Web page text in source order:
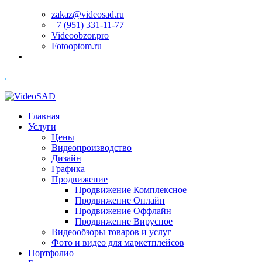
zakaz@videosad.ru
+7 (951) 331-11-77
Videoobzor.pro
Fotooptom.ru
.
Главная
Услуги
Цены
Видеопроизводство
Дизайн
Графика
Продвижение
Продвижение Комплексное
Продвижение Онлайн
Продвижение Оффлайн
Продвижение Вирусное
Видеообзоры товаров и услуг
Фото и видео для маркетплейсов
Портфолио